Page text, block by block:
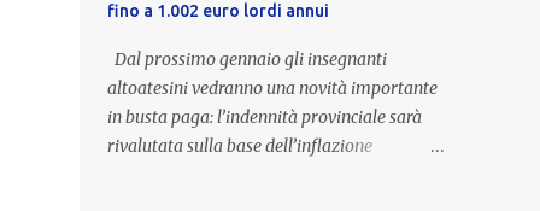
fino a 1.002 euro lordi annui
Dal prossimo gennaio gli insegnanti
altoatesini vedranno una novità importante
in busta paga: l’indennità provinciale sarà
rivalutata sulla base dell’inflazione